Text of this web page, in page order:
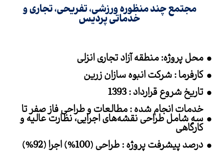
مجتمع چند منظوره ورزشی، تفریحی، تجاری و
خدماتی پردیس
محل پروژه: منطقه آزاد تجاری انزلی
کارفرما : شرکت انبوه سازان زرین
تاریخ شروع قرارداد : 1393
خدمات انجام شده : مطالعات و طراحی فاز صفر تا
سه شامل طراحی نقشه‌های اجرایی، نظارت عالیه و
کارگاهی
درصد پیشرفت پروژه : طراحی (100%) اجرا (92%)